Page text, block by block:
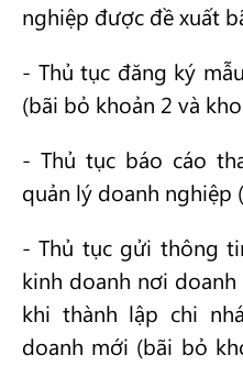
nghiệp được đề xuất
- Thủ tục đăng ký
(bãi bỏ khoản 2 và
- Thủ tục báo cáo
quản lý doanh nghiệp
- Thủ tục gửi thông
kinh doanh nơi
khi thành lập chi
doanh mới (bãi bỏ